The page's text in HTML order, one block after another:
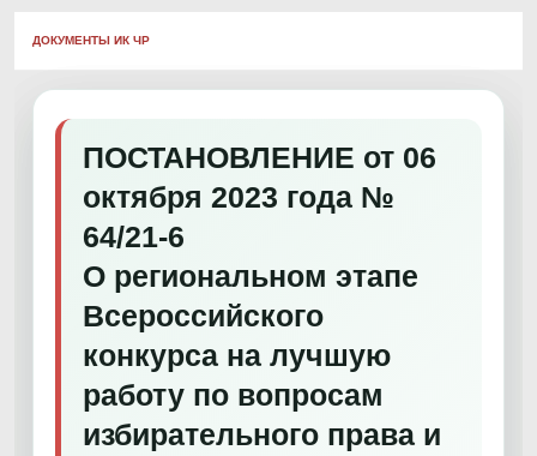
ДОКУМЕНТЫ ИК ЧР
ПОСТАНОВЛЕНИЕ от 06
октября 2023 года №
64/21-6
О региональном этапе
Всероссийского
конкурса на лучшую
работу по вопросам
избирательного права и